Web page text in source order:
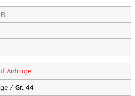
für Werkzeuge & Arbeitsutensilien
zur Verlängerung der Schrittlänge
durchgehender Frontverschluss
& industriewäschetauglich
Anfrage
/ Gr. 44